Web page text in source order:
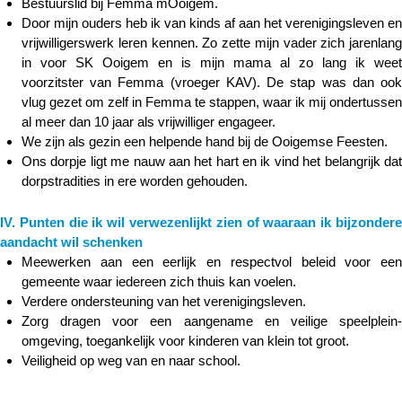
Bestuurslid bij Femma mOoigem.
Door mijn ouders heb ik van kinds af aan het verenigingsleven en
vrijwilligerswerk leren kennen. Zo zette mijn vader zich jarenlang
in voor SK Ooigem en is mijn mama al zo lang ik weet
voorzitster van Femma (vroeger KAV). De stap was dan ook
vlug gezet om zelf in Femma te stappen, waar ik mij ondertussen
al meer dan 10 jaar als vrijwilliger engageer.
We zijn als gezin een helpende hand bij de Ooigemse Feesten.
Ons dorpje ligt me nauw aan het hart en ik vind het belangrijk dat
dorpstradities in ere worden gehouden.
IV. Punten die ik wil verwezenlijkt zien of waaraan ik bijzondere
aandacht wil schenken
Meewerken aan een eerlijk en respectvol beleid voor een
gemeente waar iedereen zich thuis kan voelen.
Verdere ondersteuning van het verenigingsleven.
Zorg dragen voor een aangename en veilige speelplein-
omgeving, toegankelijk voor kinderen van klein tot groot.
Veiligheid op weg van en naar school.